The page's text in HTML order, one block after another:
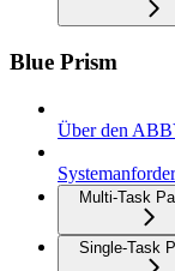
Blue Prism
Über den
Multi-Task
Single-Task